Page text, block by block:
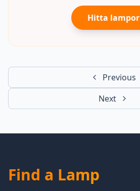
Hitta lampor
Previous
Next
Find a Lamp